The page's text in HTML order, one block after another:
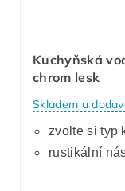
Kuchyňská
chrom lesk
Skladem u
zvolte si typ
rustikální